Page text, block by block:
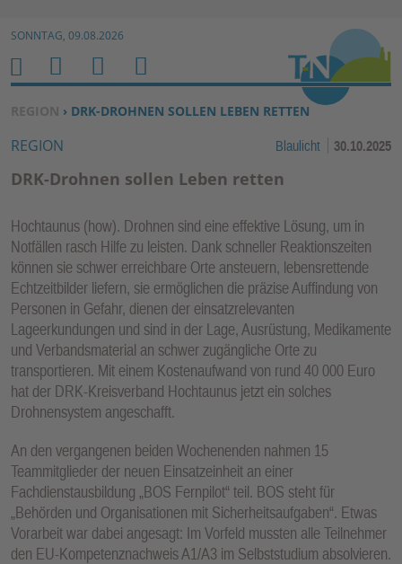
Zum Inhalt springen ↓
SONNTAG, 09.08.2026
SIE BEFINDEN SICH HIER:
REGION › DRK-DROHNEN SOLLEN LEBEN RETTEN
REGION Blaulicht 30.10.2025
DRK-Drohnen sollen Leben retten
Hochtaunus (how). Drohnen sind eine effektive Lösung, um in
Notfällen rasch Hilfe zu leisten. Dank schneller Reaktionszeiten
können sie schwer erreichbare Orte ansteuern, lebensrettende
Echtzeitbilder liefern, sie ermöglichen die präzise Auffindung von
Personen in Gefahr, dienen der einsatzrelevanten
Lageerkundungen und sind in der Lage, Ausrüstung, Medikamente
und Verbandsmaterial an schwer zugängliche Orte zu
transportieren. Mit einem Kostenaufwand von rund 40 000 Euro
hat der DRK-Kreisverband Hochtaunus jetzt ein solches
Drohnensystem angeschafft.
An den vergangenen beiden Wochenenden nahmen 15
Teammitglieder der neuen Einsatzeinheit an einer
Fachdienstausbildung „BOS Fernpilot“ teil. BOS steht für
„Behörden und Organisationen mit Sicherheitsaufgaben“. Etwas
Vorarbeit war dabei angesagt: Im Vorfeld mussten alle Teilnehmer
den EU-Kompetenznachweis A1/A3 im Selbststudium absolvieren.
H
O
M
E
M
E
N
U
S
U
E
B
E
T
E
R
F
U
N
K
TI
O
N
E
N